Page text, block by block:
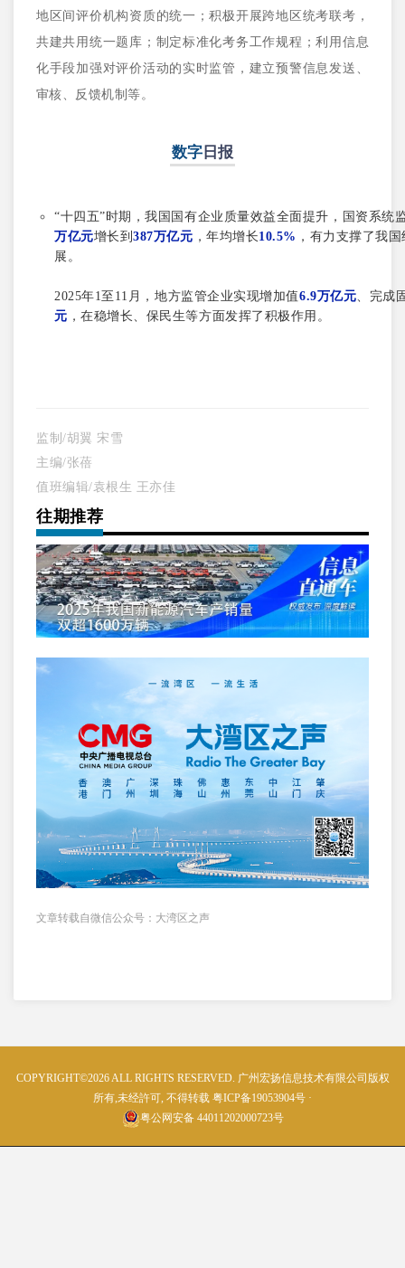
地区间评价机构资质的统一；积极开展跨地区统考联考，
共建共用统一题库；制定标准化考务工作规程；利用信息
化手段加强对评价活动的实时监管，建立预警信息发送、
审核、反馈机制等。
数字 日报
“十四五”时期，我国国有企业质量效益全面提升，国资系统
万亿元增长到387万亿元 ，年均增长10.5% ，有力支撑了我
展。
2025年1至11月，地方监管企业实现增加值6.9万亿元 、完成
元 ，在稳增长、保民生等方面发挥了积极作用。
监制/胡翼 宋雪
主编/张蓓
值班编辑/袁根生 王亦佳
往期推荐
文章转载自微信公众号：大湾区之声
COPYRIGHT©2026 ALL RIGHTS RESERVED. 广州宏扬信息技术有限公司版权
所有,未经許可, 不得转载 粤ICP备19053904号
粤公网安备 44011202000723号